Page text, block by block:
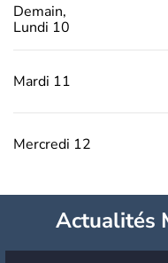
Demain,
Lundi 10
Mardi 11
Mercredi 12
Actualités